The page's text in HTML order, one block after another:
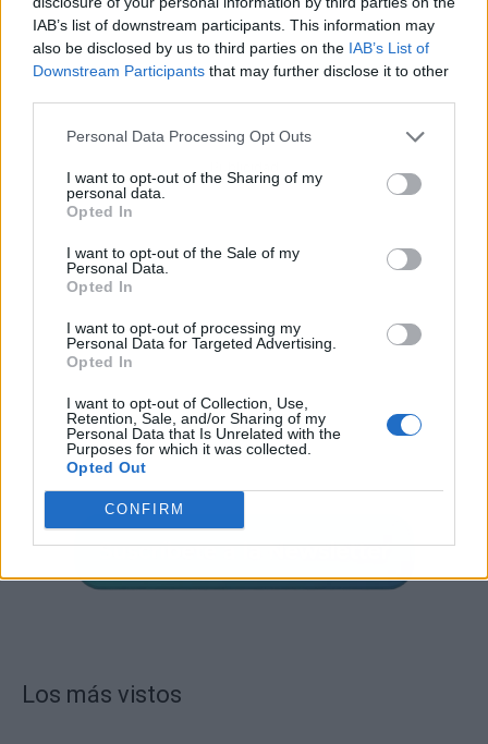
IAB’s list of downstream participants. This information may
also be disclosed by us to third parties on the IAB’s List of
Downstream Participants that may further disclose it to other
Personal Data Processing Opt Outs
I want to opt-out of the Sharing of my
personal data.
Opted In
I want to opt-out of the Sale of my
Personal Data.
Opted In
I want to opt-out of processing my
Personal Data for Targeted Advertising.
Opted In
I want to opt-out of Collection, Use,
Retention, Sale, and/or Sharing of my
Personal Data that Is Unrelated with the
Purposes for which it was collected.
Opted Out
CONFIRM
Los más vistos